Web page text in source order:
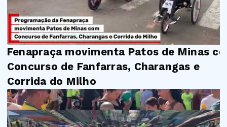
Fenapraça movimenta Patos de Minas
Concurso de Fanfarras, Charangas e
Corrida do Milho